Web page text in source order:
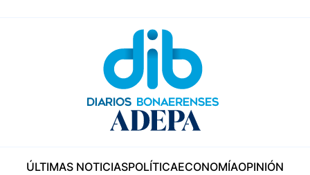
ÚLTIMAS NOTICIASPOLÍTICAECONOMÍAOPINIÓN